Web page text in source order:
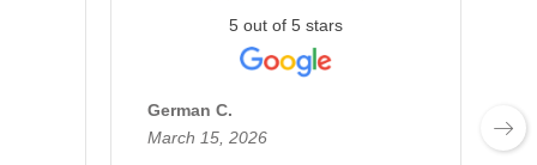
5 out of 5 stars
German C.
March 15, 2026